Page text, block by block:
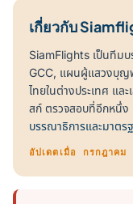
เกี่ยวกับ
SiamFlights เป็นทีม
GCC, แผนผู้แสวงบุญ
ไทยในต่างประเทศ แ
สก์ ตรวจสอบที่อีกหนึ่ง
บรรณาธิการและมาตร
อัปเดตเมื่อ กรกฎาคม